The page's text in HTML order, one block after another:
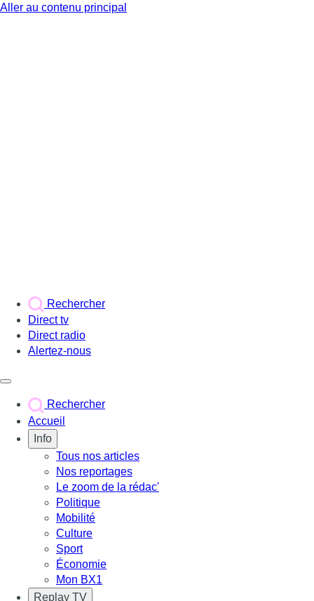
Aller au contenu principal
Rechercher
Direct tv
Direct radio
Alertez-nous
Rechercher
Accueil
Info
Tous nos articles
Nos reportages
Le zoom de la rédac'
Politique
Mobilité
Culture
Sport
Économie
Mon BX1
Replay TV